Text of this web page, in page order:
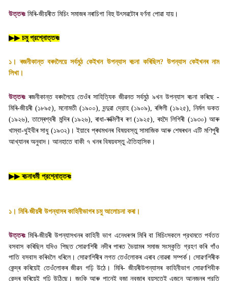
উত্তৰঃ মিৰি-জীয়ৰীত মিচিং সমাজৰ নৰাচিগা বিহু উৎসৱটোৰ বৰ্ণনা পোৱা যায় ।
▶▶ চমু প্রশ্নোত্তৰঃ
১। ৰজনীকান্ত বৰদলৈয়ে সর্বমুঠ কেইখন উপন্যাস ৰচনা কৰিছিল? উপন্যাস কেইখনৰ নাম
লিখা।
উত্তৰঃ ৰজনীকান্ত বৰদলৈয়ে তেওঁৰ সাহিত্যিক জীৱনত সর্বমুঠ ৯খন উপন্যাস ৰচনা কৰিছে -
মিৰি-জীয়ৰী (১৮৯৫), মনোমতী (১৯০০),দন্দুৱা দ্রোহ (১৯০৯),ৰঙ্গিলী (১৯২৫), নির্মল ভকত
(১৯২৬),তাম্ৰেশ্বৰী মন্দিৰ (১৯২৬),ৰাধা-ৰুক্মিণীৰ ৰণ (১৯২৫),ৰহদৈ লিগিৰী (১৯৩০) আৰু
খাম্বা-থুইবীৰ সাধু (১৯৩২)। ইয়াবে প্ৰথমখনৰ বিষয়বস্তু সামাজিক আৰু শেষৰখন এটি মণিপুৰী
আখ্যানৰ অনুবাদ। আনহাতে বাকী ৭ খনৰ বিষয়বস্তু ঐতিহাসিক ।
▶▶ৰচনাধর্মী প্রশ্নোত্তৰঃ
১। মিৰি-জীয়ৰী উপন্যাসৰ কাহিনীভাগৰ চমু আলোচনা কৰা।
উত্তৰঃ মিৰি-জীয়ৰী উপন্যাসখনৰ কাহিনী ভাগ এনেধৰণৰ মিৰি বা মিচিংসকলে প্রথমতে পর্বতত
বসবাস কৰিছিল যদিও পিছত সোৱণশিৰী নদীৰ পাৰত ভৈয়ামৰ সমাজ সংস্কৃতি গ্রহণ কৰি গাঁও
পাতি বসবাস কৰিবলৈ ধৰিলে। সোৱণশিৰীৰ লগত তেওঁলোকৰ এৰাব নোৱৰা সম্পর্ক। সোৱণশিৰীক
কেন্দ্ৰ কৰিয়েই তেওঁলোকৰ জীৱন গঢ়ি উঠে। মিৰি- জীয়ৰীউপন্যাসৰ কাহিনীভাগ সোৱণশিবীক
কেন্দ্ৰ কৰিয়েই গঢ়ি উঠিছে। জংকি আৰু পানেই বুজা নুবুজাৰ বয়সতেই এজনে আনজনৰ প্রতি